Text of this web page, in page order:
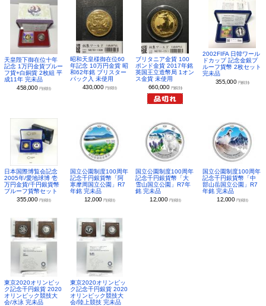
天皇陛下御在位十年
記念 1万円金貨プルー
フ貨+白銅貨 2枚組 平
成11年 完未品
458,000 円(税別)
昭和天皇様御在位60
年記念 10万円金貨 昭
和62年銘 ブリスター
パック入 未使用
430,000 円(税別)
ブリタニア金貨 100
ポンド金貨 2017年銘
英国王立造幣局 1オン
ス金貨 未使用
660,000 円(税別)
2002FIFA 日韓ワール
ドカップ 記念金銀プ
ルーフ貨幣 2枚セット
完未品
355,000 円(税別)
日本国際博覧会記念
2005年/愛地球博 壱
万円金貨/千円銀貨幣
プルーフ貨幣セット
355,000 円(税別)
国立公園制度100周年
記念千円銀貨幣「阿
寒摩周国立公園」R7
年銘 完未品
12,000 円(税別)
国立公園制度100周年
記念千円銀貨幣「大
雪山国立公園」R7年
銘 完未品
12,000 円(税別)
国立公園制度100周年
記念千円銀貨幣「中
部山岳国立公園」R7
年銘 完未品
12,000 円(税別)
東京2020オリンピッ
ク記念千円銀貨 2020
オリンピック競技大
会/水泳 完未品
東京2020オリンピッ
ク記念千円銀貨 2020
オリンピック競技大
会/陸上競技 完未品